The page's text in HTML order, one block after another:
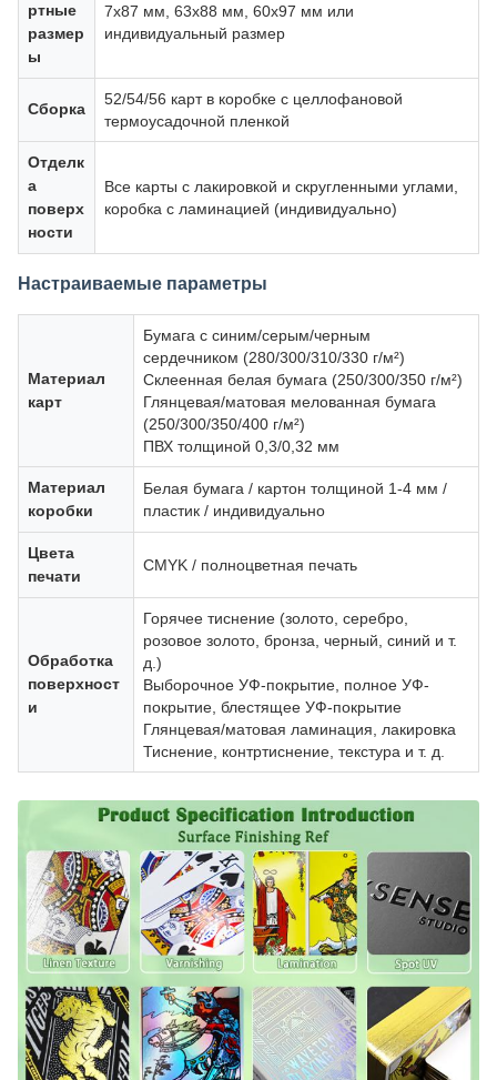
ртные
размер
ы
7x87 мм, 63x88 мм, 60x97 мм или
индивидуальный размер
Сборка
52/54/56 карт в коробке с целлофановой
термоусадочной пленкой
Отделк
а
поверх
ности
Все карты с лакировкой и скругленными углами,
коробка с ламинацией (индивидуально)
Настраиваемые параметры
Материал
карт
Бумага с синим/серым/черным
сердечником (280/300/310/330 г/м²)
Склеенная белая бумага (250/300/350 г/м²)
Глянцевая/матовая мелованная бумага
(250/300/350/400 г/м²)
ПВХ толщиной 0,3/0,32 мм
Материал
коробки
Белая бумага / картон толщиной 1-4 мм /
пластик / индивидуально
Цвета
печати
CMYK / полноцветная печать
Обработка
поверхност
и
Горячее тиснение (золото, серебро,
розовое золото, бронза, черный, синий и т.
д.)
Выборочное УФ-покрытие, полное УФ-
покрытие, блестящее УФ-покрытие
Глянцевая/матовая ламинация, лакировка
Тиснение, контртиснение, текстура и т. д.